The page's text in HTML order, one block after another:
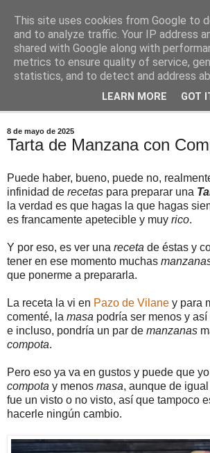
Comoju
La Cocina del Día a Día y el día a día de
8 de mayo de 2025
Tarta de Manzana con
Puede haber, bueno, puede no,
infinidad de recetas para preparar una
la verdad es que hagas la que hagas
es francamente apetecible y muy rico.
Y por eso, es ver una receta de éstas y
tener en ese momento muchas
que ponerme a prepararla.
La receta la vi en Pazo de Vilane y para
comenté, la masa podría ser menos y
e incluso, pondría un par de manzanas
compota.
Pero eso ya va en gustos y puede que
compota y menos masa, aunque de
fue un visto o no visto, así que tampoco
hacerle ningún cambio.
This site uses cookies from Google to
and to analyze traffic. Your IP address
shared with Google along with
metrics to ensure quality of service,
statistics, and to detect and address
LEARN MORE GOT